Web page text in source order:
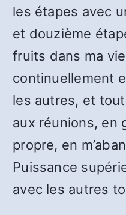
les étapes avec
et douzième
fruits dans ma
continuellement
les autres, et
aux réunions, en
propre, en
Puissance
avec les autres